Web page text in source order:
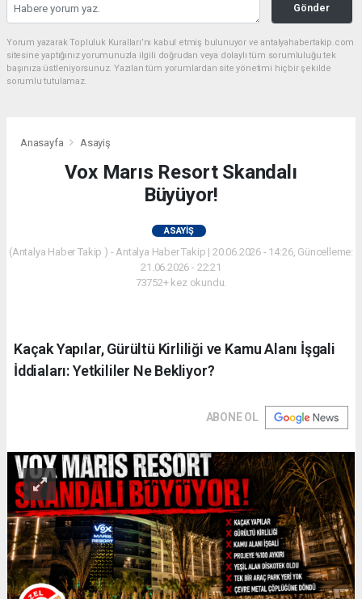
Gönder
Yorum yazarak Topluluk Kuralları’nı kabul etmiş bulunuyor ve antalyahabertakip.com
sitesine yaptığınız yorumunuzla ilgili doğrudan veya dolaylı tüm sorumluluğu tek
başınıza üstleniyorsunuz. Yazılan tüm yorumlardan site yönetimi hiçbir şekilde
sorumlu tutulamaz.
Anasayfa Asayiş
Vox Marıs Resort Skandalı
Büyüyor!
ASAYIŞ
(Antalya Haber Takip ) - Antalya Haber Takip | 20.06.2026 - 14:26, Güncelleme:
21.06.2026 - 22:21
73752+ kez okundu.
Kaçak Yapılar, Gürültü Kirliliği ve Kamu Alanı İşgali
İddiaları: Yetkililer Ne Bekliyor?
ABONE OL